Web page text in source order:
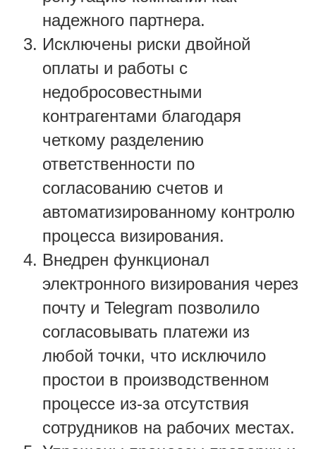
надежного партнера.
Исключены риски двойной
оплаты и работы с
недобросовестными
контрагентами благодаря
четкому разделению
ответственности по
согласованию счетов и
автоматизированному контролю
процесса визирования.
Внедрен функционал
электронного визирования через
почту и Telegram позволило
согласовывать платежи из
любой точки, что исключило
простои в производственном
процессе из-за отсутствия
сотрудников на рабочих местах.